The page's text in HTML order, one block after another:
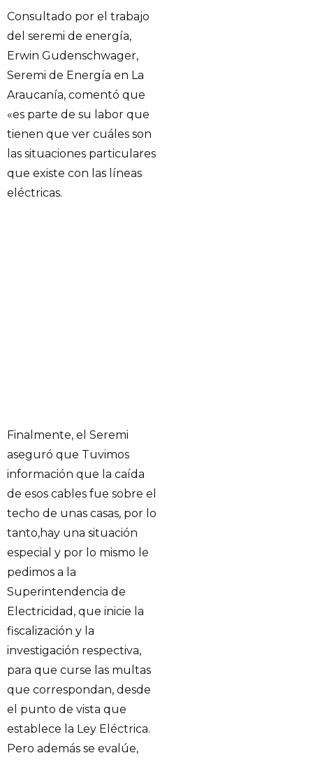
Consultado por el trabajo
del seremi de energía,
Erwin Gudenschwager,
Seremi de Energía en La
Araucanía, comentó que
«es parte de su labor que
tienen que ver cuáles son
las situaciones particulares
que existe con las líneas
eléctricas.
Finalmente, el Seremi
aseguró que Tuvimos
información que la caída
de esos cables fue sobre el
techo de unas casas, por lo
tanto,hay una situación
especial y por lo mismo le
pedimos a la
Superintendencia de
Electricidad, que inicie la
fiscalización y la
investigación respectiva,
para que curse las multas
que correspondan, desde
el punto de vista que
establece la Ley Eléctrica.
Pero además se evalúe,